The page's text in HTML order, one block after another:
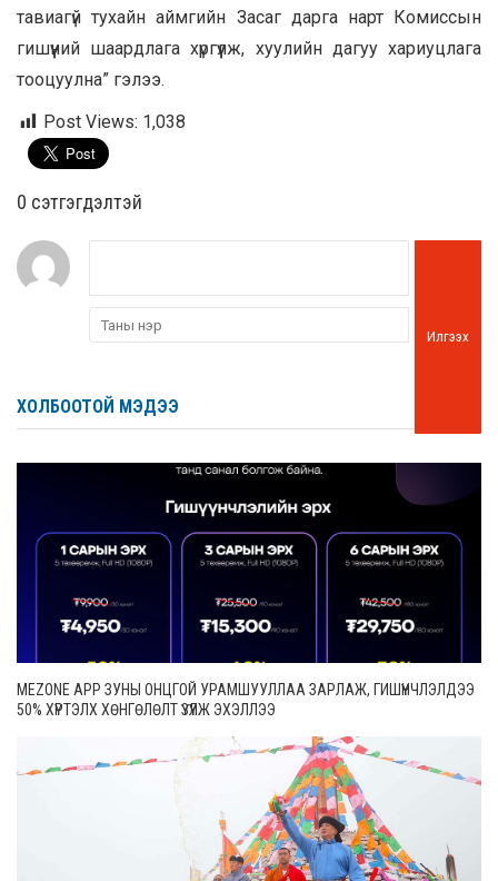
тавиагүй тухайн аймгийн Засаг дарга нарт Комиссын
гишүүний шаардлага хүргүүлж, хуулийн дагуу хариуцлага
тооцуулна” гэлээ.
Post Views: 1,038
0 cэтгэгдэлтэй
Илгээх
ХОЛБООТОЙ МЭДЭЭ
MEZONE APP ЗУНЫ ОНЦГОЙ УРАМШУУЛЛАА ЗАРЛАЖ, ГИШҮҮНЧЛЭЛДЭЭ
50% ХҮРТЭЛХ ХӨНГӨЛӨЛТ ҮЗҮҮЛЖ ЭХЭЛЛЭЭ